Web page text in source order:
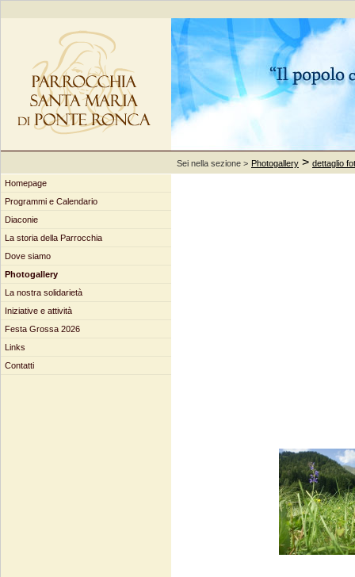
Sei nella sezione > Photogallery > dettaglio
Homepage
Programmi e Calendario
Diaconie
La storia della Parrocchia
Dove siamo
Photogallery
La nostra solidarietà
Iniziative e attività
Festa Grossa 2026
Links
Contatti